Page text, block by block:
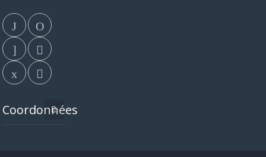
Coordonnées